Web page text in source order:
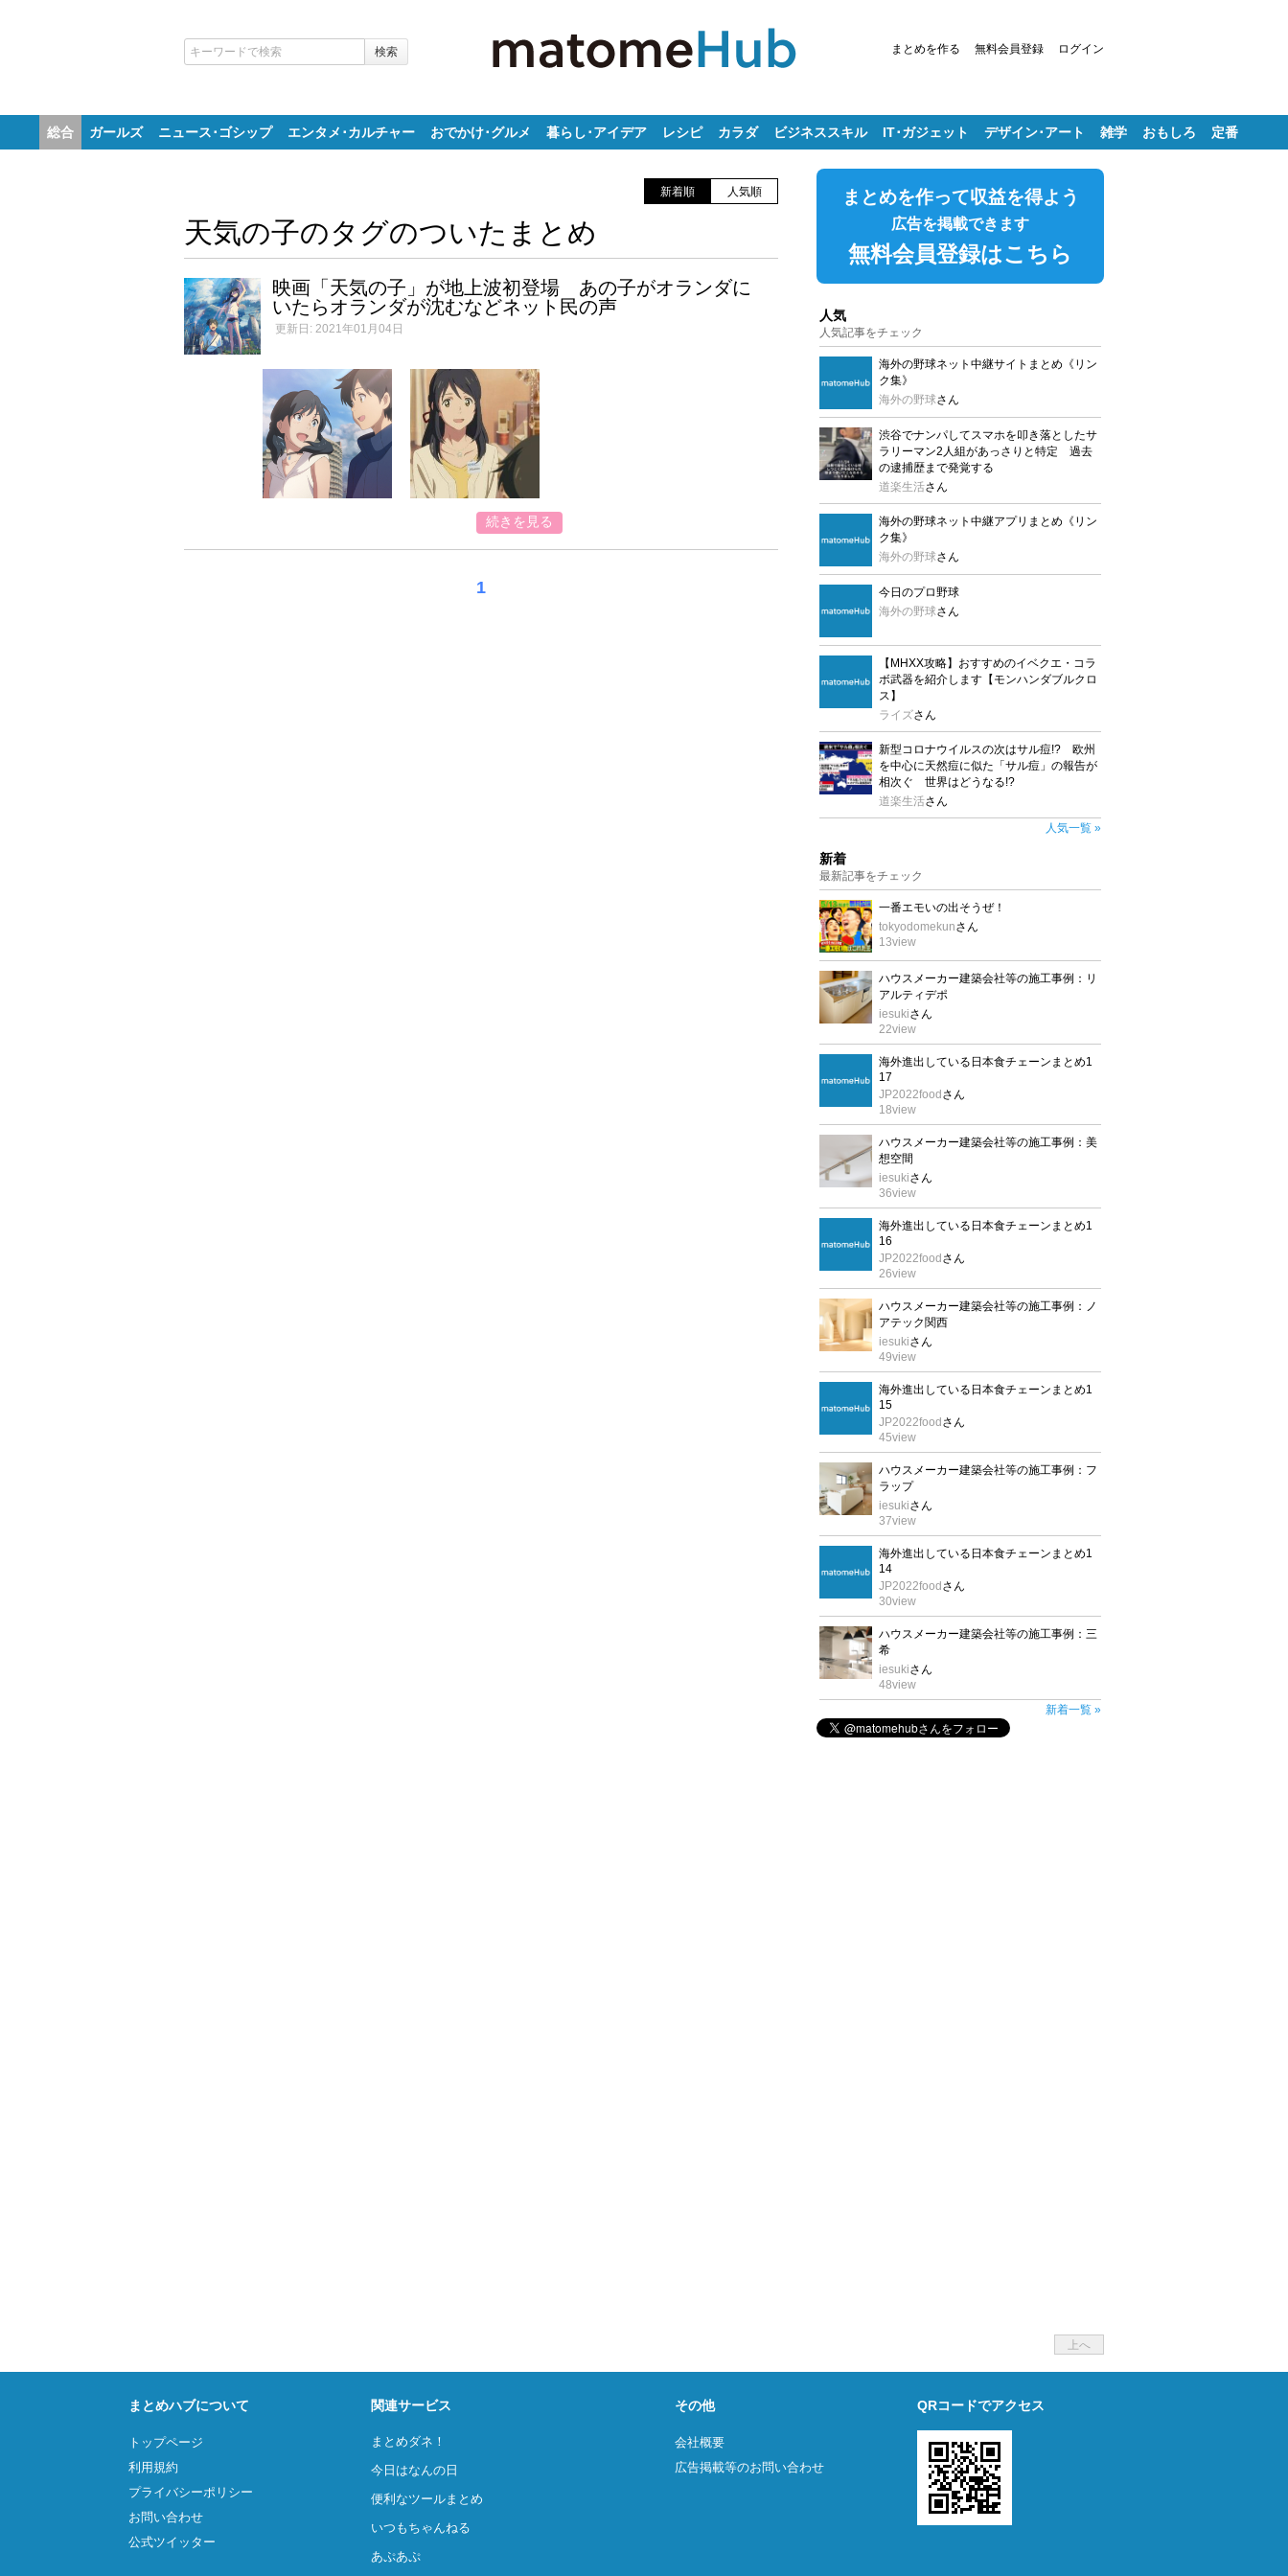
まとめを作る 無料会員登録 ログイン
総合 ガールズ ニュース･ゴシップ エンタメ･カルチャー おでかけ･グルメ 暮らし･アイデア レシピ カラダ ビジネススキル IT･ガジェット デザイン･アート 雑学 おもしろ 定番
新着順 人気順
天気の子のタグのついたまとめ
映画「天気の子」が地上波初登場 あの子がオランダに
いたらオランダが沈むなどネット民の声
更新日: 2021年01月04日
続きを見る
1
まとめを作って収益を得よう
広告を掲載できます
無料会員登録はこちら
人気
人気記事をチェック
海外の野球ネット中継サイトまとめ《リン
ク集》
海外の野球さん
渋谷でナンパしてスマホを叩き落としたサ
ラリーマン2人組があっさりと特定 過去
の逮捕歴まで発覚する
道楽生活さん
海外の野球ネット中継アプリまとめ《リン
ク集》
海外の野球さん
今日のプロ野球
海外の野球さん
【MHXX攻略】おすすめのイベクエ・コラ
ボ武器を紹介します【モンハンダブルクロ
ス】
ライズさん
新型コロナウイルスの次はサル痘!? 欧州
を中心に天然痘に似た「サル痘」の報告が
相次ぐ 世界はどうなる!?
道楽生活さん
人気一覧 »
新着
最新記事をチェック
一番エモいの出そうぜ！
tokyodomekunさん
13view
ハウスメーカー建築会社等の施工事例：リ
アルティデポ
iesukiさん
22view
海外進出している日本食チェーンまとめ1
17
JP2022food さん
18view
ハウスメーカー建築会社等の施工事例：美
想空間
iesukiさん
36view
海外進出している日本食チェーンまとめ1
16
JP2022food さん
26view
ハウスメーカー建築会社等の施工事例：ノ
アテック関西
iesukiさん
49view
海外進出している日本食チェーンまとめ1
15
JP2022food さん
45view
ハウスメーカー建築会社等の施工事例：フ
ラップ
iesukiさん
37view
海外進出している日本食チェーンまとめ1
14
JP2022food さん
30view
ハウスメーカー建築会社等の施工事例：三
希
iesukiさん
48view
新着一覧 »
上へ
まとめハブについて
トップページ
利用規約
プライバシーポリシー
お問い合わせ
公式ツイッター
関連サービス
まとめダネ！
今日はなんの日
便利なツールまとめ
いつもちゃんねる
あぷあぷ
その他
会社概要
広告掲載等のお問い合わせ
QRコードでアクセス